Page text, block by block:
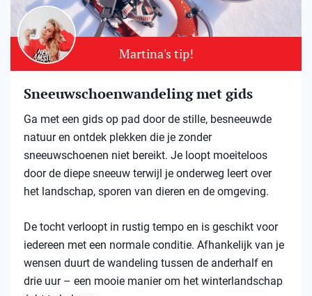
Martina's tip!
Sneeuwschoenwandeling met gids
Ga met een gids op pad door de stille, besneeuwde
natuur en ontdek plekken die je zonder
sneeuwschoenen niet bereikt. Je loopt moeiteloos
door de diepe sneeuw terwijl je onderweg leert over
het landschap, sporen van dieren en de omgeving.
De tocht verloopt in rustig tempo en is geschikt voor
iedereen met een normale conditie. Afhankelijk van je
wensen duurt de wandeling tussen de anderhalf en
drie uur – een mooie manier om het winterlandschap